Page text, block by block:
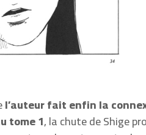
l’auteur fait enfin la
tome 1, la chute de Shige